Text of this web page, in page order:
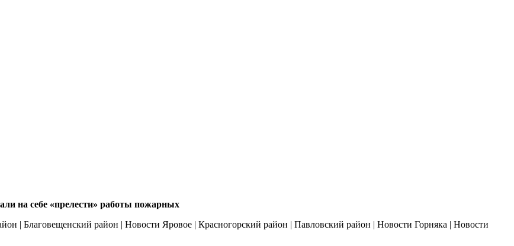
на себе «прелести» работы пожарных
| Благовещенский район | Новости Яровое | Красногорский район | Павловский район | Новости Горняка | Новости